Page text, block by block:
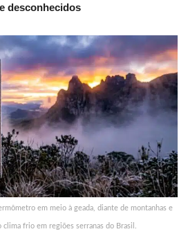
desconhecidos
em meio à geada, diante de montanhas e
clima frio em regiões serranas do Brasil.